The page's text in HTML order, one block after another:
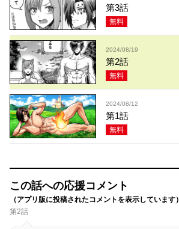
第3話
無料
2024/08/19
第2話
無料
2024/08/12
第1話
無料
この話への応援コメント
（アプリ版に投稿されたコメントを表示しています）
第2話